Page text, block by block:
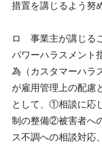
措置を講じるよう努
ロ 事業主が講じる
パワーハラスメント
為（カスタマーハラ
が雇用管理上の配慮
として、①相談に応
制の整備②被害者へ
ス不調への相談対応